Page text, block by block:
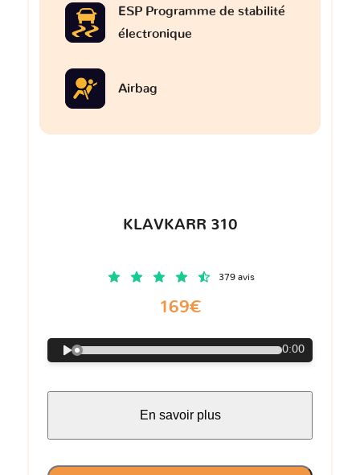
ESP Programme de stabilité
électronique
Airbag
KLAVKARR 310
379 avis
169€
0:00
En savoir plus